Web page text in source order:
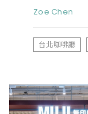
Zoe Chen
台北咖啡廳